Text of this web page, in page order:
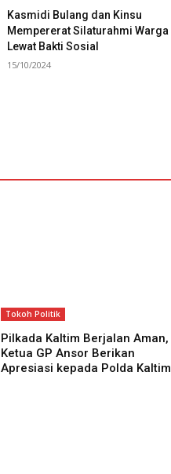
Kasmidi Bulang dan Kinsu
Mempererat Silaturahmi Warga
Lewat Bakti Sosial
15/10/2024
Tokoh Politik
Pilkada Kaltim Berjalan Aman,
Ketua GP Ansor Berikan
Apresiasi kepada Polda Kaltim